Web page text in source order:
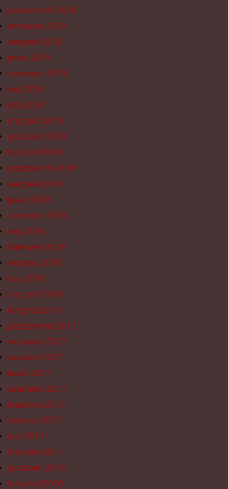
październik 2019
wrzesień 2019
sierpień 2019
lipiec 2019
czerwiec 2019
maj 2019
luty 2019
styczeń 2019
grudzień 2018
listopad 2018
październik 2018
sierpień 2018
lipiec 2018
czerwiec 2018
maj 2018
kwiecień 2018
marzec 2018
luty 2018
styczeń 2018
listopad 2017
październik 2017
wrzesień 2017
sierpień 2017
lipiec 2017
czerwiec 2017
kwiecień 2017
marzec 2017
luty 2017
styczeń 2017
grudzień 2016
listopad 2016